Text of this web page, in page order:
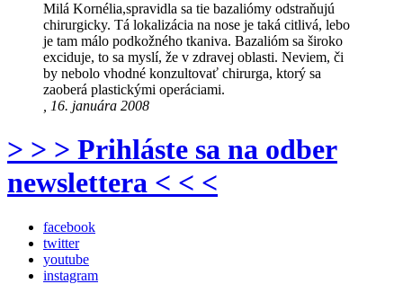
Milá Kornélia,spravidla sa tie bazaliómy odstraňujú
chirurgicky. Tá lokalizácia na nose je taká citlivá, lebo
je tam málo podkožného tkaniva. Bazalióm sa široko
exciduje, to sa myslí, že v zdravej oblasti. Neviem, či
by nebolo vhodné konzultovať chirurga, ktorý sa
zaoberá plastickými operáciami.
, 16. januára 2008
> > > Prihláste sa na odber
newslettera < < <
facebook
twitter
youtube
instagram